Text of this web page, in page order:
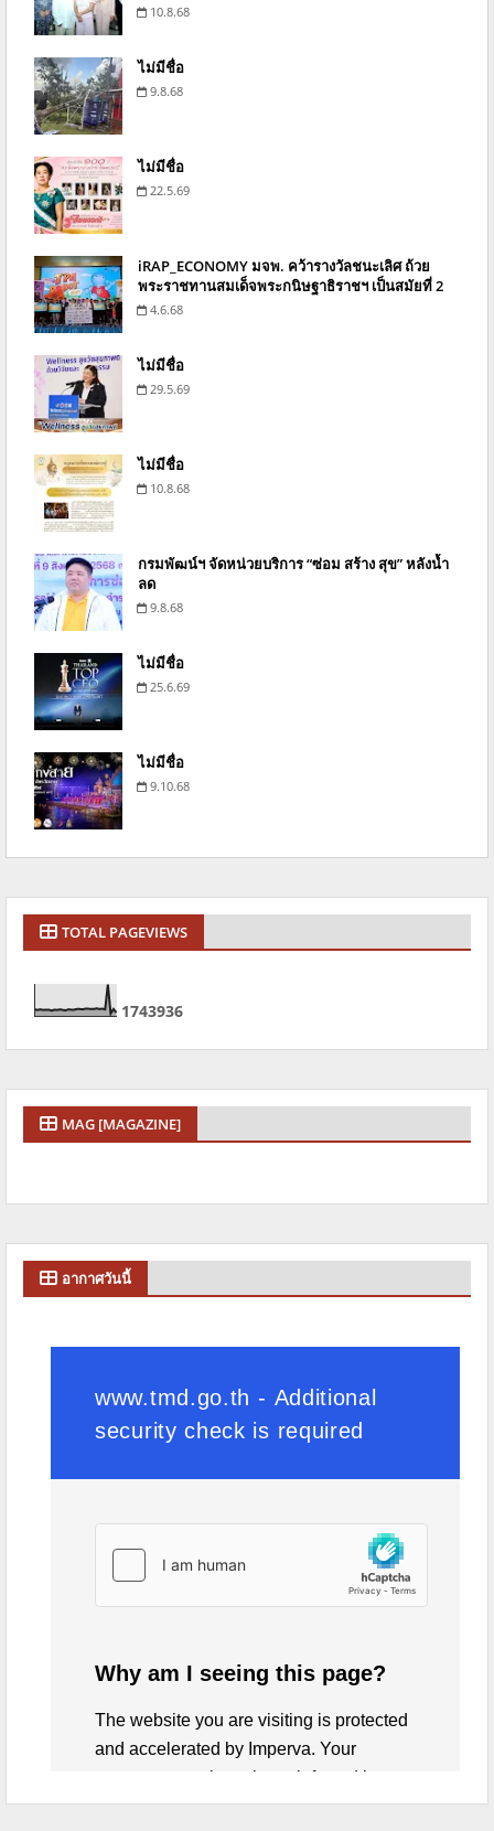
10.8.68
ไม่มีชื่อ
9.8.68
ไม่มีชื่อ
22.5.69
iRAP_ECONOMY มจพ. คว้ารางวัลชนะเลิศ ถ้วย
พระราชทานสมเด็จพระกนิษฐาธิราชฯ เป็นสมัยที่ 2
4.6.68
ไม่มีชื่อ
29.5.69
ไม่มีชื่อ
10.8.68
กรมพัฒน์ฯ จัดหน่วยบริการ “ซ่อม สร้าง สุข” หลังน้ำ
ลด
9.8.68
ไม่มีชื่อ
25.6.69
ไม่มีชื่อ
9.10.68
TOTAL PAGEVIEWS
1743936
MAG [MAGAZINE]
อากาศวันนี้